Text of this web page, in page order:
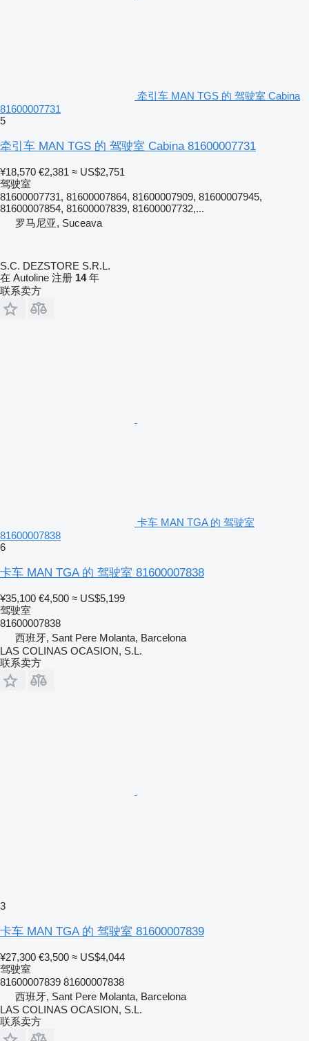
牵引车 MAN TGS 的 驾驶室 Cabina
81600007731
5
牵引车 MAN TGS 的 驾驶室 Cabina 81600007731
¥18,570 €2,381 ≈ US$2,751
驾驶室
81600007731, 81600007864, 81600007909, 81600007945,
81600007854, 81600007839, 81600007732,...
罗马尼亚, Suceava
S.C. DEZSTORE S.R.L.
在 Autoline 注册 14年
联系卖方
卡车 MAN TGA 的 驾驶室
81600007838
6
卡车 MAN TGA 的 驾驶室 81600007838
¥35,100 €4,500 ≈ US$5,199
驾驶室
81600007838
西班牙, Sant Pere Molanta, Barcelona
LAS COLINAS OCASION, S.L.
联系卖方
3
卡车 MAN TGA 的 驾驶室 81600007839
¥27,300 €3,500 ≈ US$4,044
驾驶室
81600007839 81600007838
西班牙, Sant Pere Molanta, Barcelona
LAS COLINAS OCASION, S.L.
联系卖方